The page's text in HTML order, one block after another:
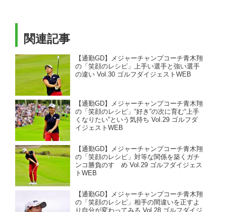
関連記事
【通勤GD】メジャーチャンプコーチ青木翔
の「笑顔のレシピ」上手い選手と強い選手
の違い Vol.30 ゴルフダイジェストWEB
【通勤GD】メジャーチャンプコーチ青木翔
の「笑顔のレシピ」“好き”の次に育む“上手
くなりたい”という気持ち Vol.29 ゴルフダ
イジェストWEB
【通勤GD】メジャーチャンプコーチ青木翔
の「笑顔のレシピ」対等な関係を築くガチ
ンコ勝負のすゝめ Vol.29 ゴルフダイジェス
トWEB
【通勤GD】メジャーチャンプコーチ青木翔
の「笑顔のレシピ」相手の間違いを正すよ